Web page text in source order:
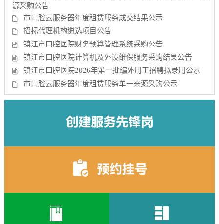
源采购公告
市口腔云服务器年度租赁服务成交结果公示
招标代理机构遴选项目公告
镇江市口腔医院财务预算管理系统采购公告
镇江市口腔医院计算机及外设维保服务采购结果公告
镇江市口腔医院2026年第一批编外用工招聘拟录用公示
市口腔云服务器年度租赁服务单一来源采购公示